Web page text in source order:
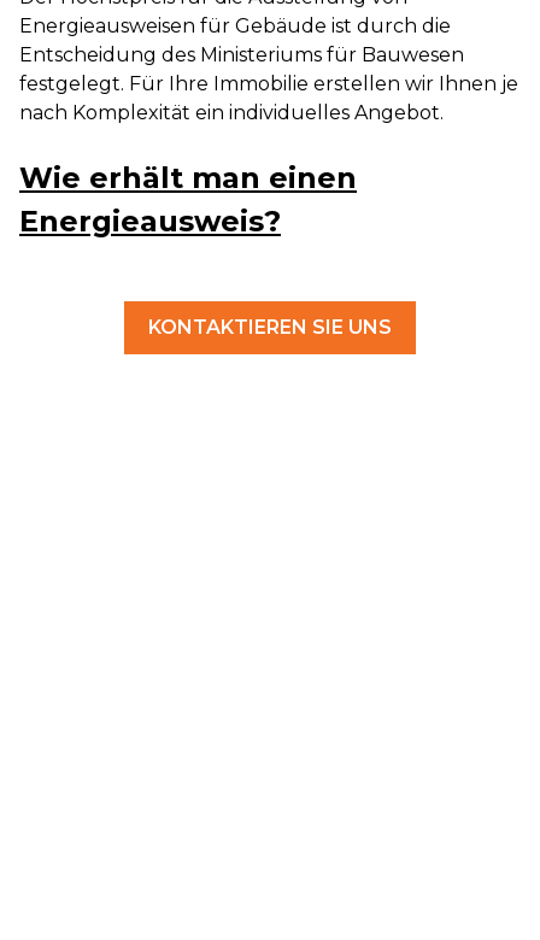
Energieausweisen für Gebäude ist durch die
Entscheidung des Ministeriums für Bauwesen
festgelegt. Für Ihre Immobilie erstellen wir Ihnen je
nach Komplexität ein individuelles Angebot.
Wie erhält man einen
Energieausweis?
KONTAKTIEREN SIE UNS